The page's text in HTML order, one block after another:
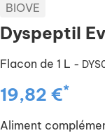
BIOVE
Dyspeptil
Flacon de 1 L -
19,82 €*
Aliment